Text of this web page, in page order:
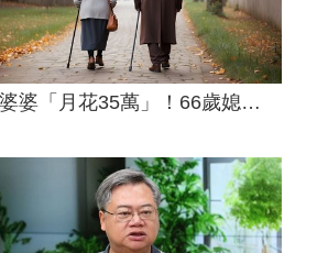
99歲婆婆「月花35萬」！66歲媳無法退休